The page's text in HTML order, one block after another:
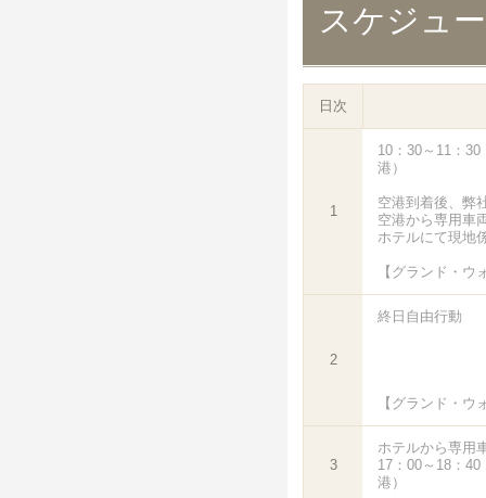
スケジュ
日次
1
10：30～11：
港）
空港到着後、弊
空港から専用車
ホテルにて現地
【グランド・ウ
2
終日自由行動
【グランド・ウ
3
ホテルから専用
17：00～18：
港）